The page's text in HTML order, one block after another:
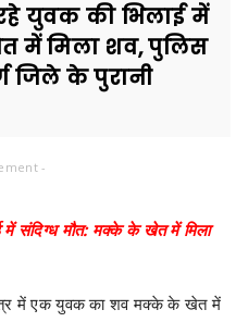
युवक की भिलाई में
में मिला शव, पुलिस
जिले के पुरानी
-
संदिग्ध मौत: मक्के के खेत में मिला
में एक युवक का शव मक्के के खेत में